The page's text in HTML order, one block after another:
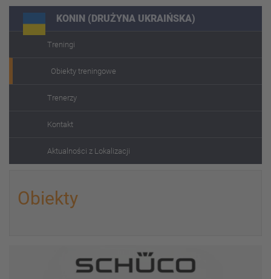
KONIN (DRUŻYNA UKRAIŃSKA)
Treningi
Obiekty treningowe
Trenerzy
Kontakt
Aktualności z Lokalizacji
Obiekty